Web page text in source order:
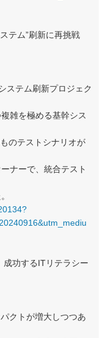
テム”刷新に再挑戦
ステム刷新プロジェク
雑を極める基幹シス
のテストシナリオが
ナーで、統合テスト
功するITリテラシー
クトが増大しつつあ